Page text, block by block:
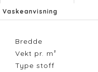
Vaskeanvisning
Bredde
Vekt pr. m²
Type stoff